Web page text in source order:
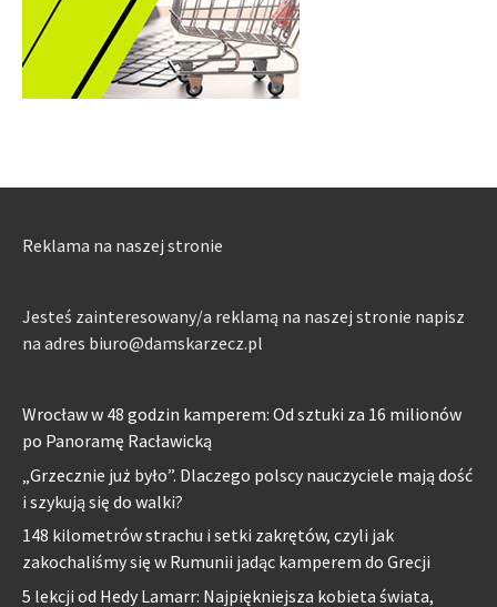
Reklama na naszej stronie
Jesteś zainteresowany/a reklamą na naszej stronie napisz
na adres biuro@damskarzecz.pl
Wrocław w 48 godzin kamperem: Od sztuki za 16 milionów
po Panoramę Racławicką
„Grzecznie już było”. Dlaczego polscy nauczyciele mają dość
i szykują się do walki?
148 kilometrów strachu i setki zakrętów, czyli jak
zakochaliśmy się w Rumunii jadąc kamperem do Grecji
5 lekcji od Hedy Lamarr: Najpiękniejsza kobieta świata,